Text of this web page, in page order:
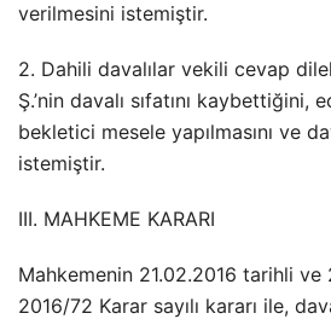
verilmesini istemiştir.
2. Dahili davalılar vekili cevap
Ş.’nin davalı sıfatını kaybettiğini,
bekletici mesele yapılmasını ve
istemiştir.
III. MAHKEME KARARI
Mahkemenin 21.02.2016 tarihli ve
2016/72 Karar sayılı kararı ile,